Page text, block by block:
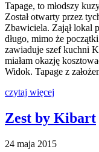
Tapage, to młodszy
Został otwarty przez
Zbawiciela. Zajął lokal
długo, mimo że
zawiaduje szef kuchni
miałam okazję
Widok. Tapage z
czytaj więcej
Zest by Kibart
24 maja 2015